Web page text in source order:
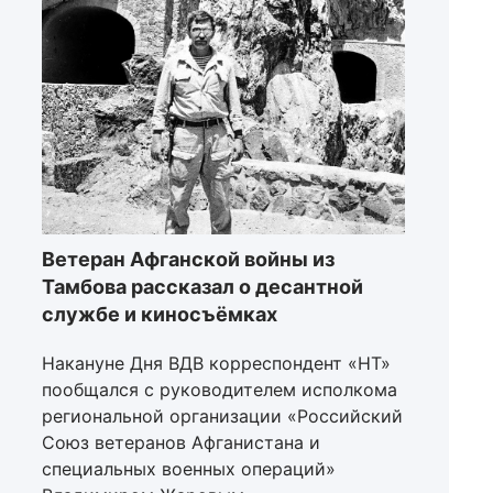
Ветеран Афганской войны из
Тамбова рассказал о десантной
службе и киносъёмках
Накануне Дня ВДВ корреспондент «НТ»
пообщался с руководителем исполкома
региональной организации «Российский
Союз ветеранов Афганистана и
специальных военных операций»